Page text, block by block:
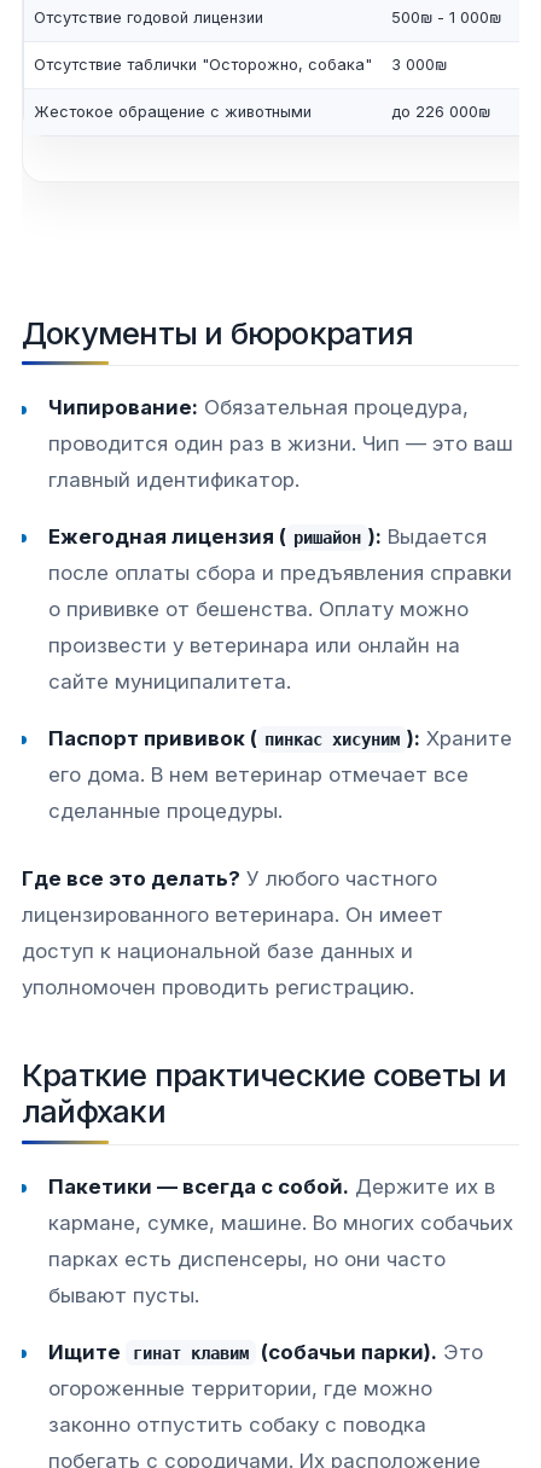
Отсутствие годовой лицензии 500₪ - 1 000₪
Отсутствие таблички "Осторожно, собака" 3 000₪
Жестокое обращение с животными до 226 000₪
Документы и бюрократия
Чипирование: Обязательная процедура,
проводится один раз в жизни. Чип — это ваш
главный идентификатор.
Ежегодная лицензия ( ришайон ): Выдается
после оплаты сбора и предъявления справки
о прививке от бешенства. Оплату можно
произвести у ветеринара или онлайн на
сайте муниципалитета.
Паспорт прививок ( пинкас хисуним ): Храните
его дома. В нем ветеринар отмечает все
сделанные процедуры.
Где все это делать? У любого частного
лицензированного ветеринара. Он имеет
доступ к национальной базе данных и
уполномочен проводить регистрацию.
Краткие практические советы и
лайфхаки
Пакетики — всегда с собой. Держите их в
кармане, сумке, машине. Во многих собачьих
парках есть диспенсеры, но они часто
бывают пусты.
Ищите гинат клавим (собачьи парки). Это
огороженные территории, где можно
законно отпустить собаку с поводка
побегать с сородичами. Их расположение